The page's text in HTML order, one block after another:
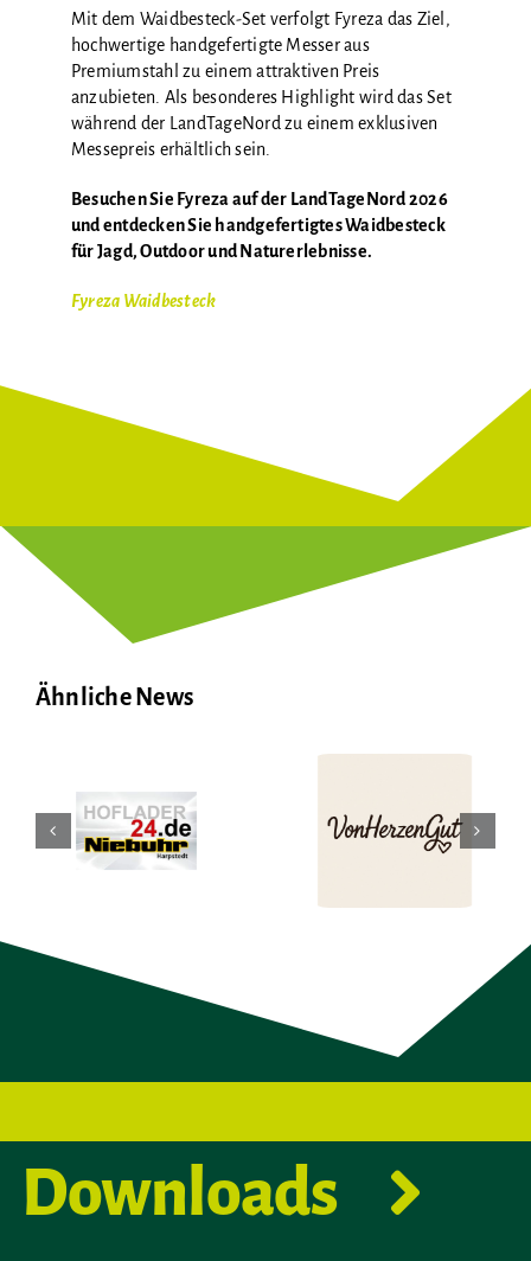
Mit dem Waidbesteck-Set verfolgt Fyreza das Ziel,
hochwertige handgefertigte Messer aus
Premiumstahl zu einem attraktiven Preis
anzubieten. Als besonderes Highlight wird das Set
während der LandTageNord zu einem exklusiven
Messepreis erhältlich sein.
Besuchen Sie Fyreza auf der LandTageNord 2026
und entdecken Sie handgefertigtes Waidbesteck
für Jagd, Outdoor und Naturerlebnisse.
Fyreza Waidbesteck
Ähnliche News
VonHerzenGut Simply Best
Downloads